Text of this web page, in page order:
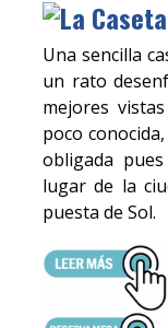
Una sencilla
un rato
mejores
poco
obligada
lugar de la
puesta de Sol.